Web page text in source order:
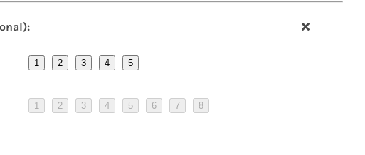
1 2 3 4 5
1 2 3 4 5 6 7 8